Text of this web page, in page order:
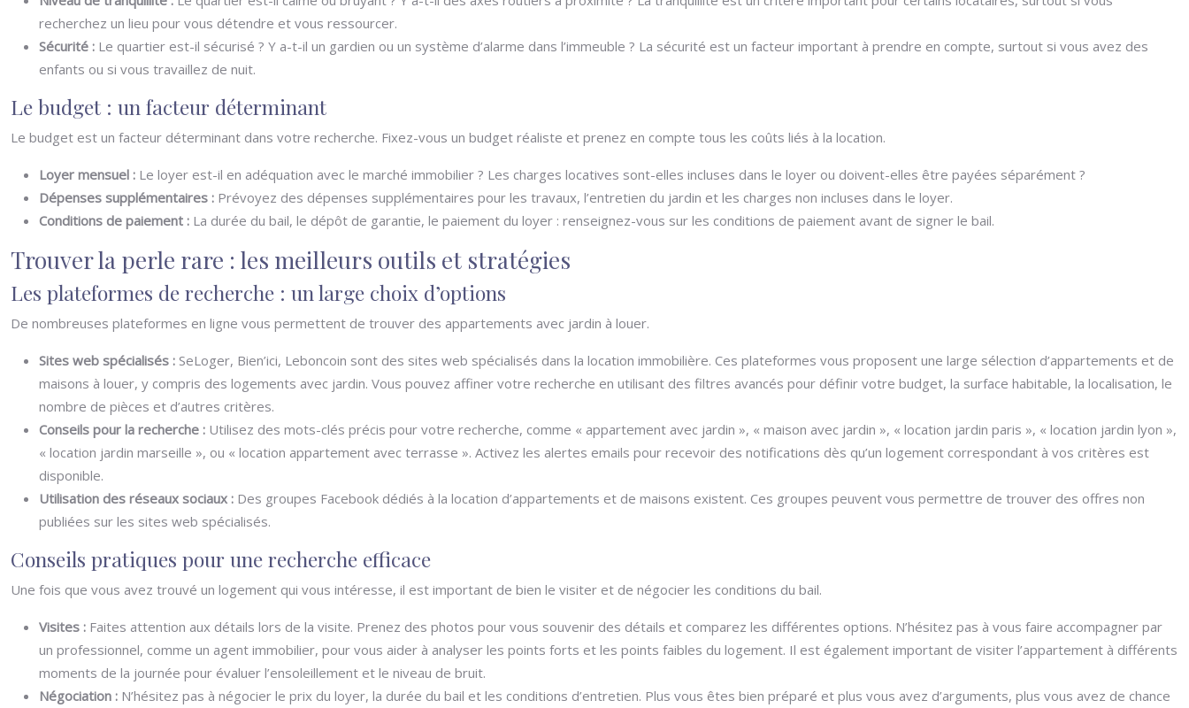
recherchez un lieu pour vous détendre et vous ressourcer.
Sécurité : Le quartier est-il sécurisé ? Y a-t-il un gardien ou un système d’alarme dans l’immeuble ? La sécurité est un facteur important à prendre en compte, surtout si vous avez des
enfants ou si vous travaillez de nuit.
Le budget : un facteur déterminant
Le budget est un facteur déterminant dans votre recherche. Fixez-vous un budget réaliste et prenez en compte tous les coûts liés à la location.
Loyer mensuel : Le loyer est-il en adéquation avec le marché immobilier ? Les charges locatives sont-elles incluses dans le loyer ou doivent-elles être payées séparément ?
Dépenses supplémentaires : Prévoyez des dépenses supplémentaires pour les travaux, l’entretien du jardin et les charges non incluses dans le loyer.
Conditions de paiement : La durée du bail, le dépôt de garantie, le paiement du loyer : renseignez-vous sur les conditions de paiement avant de signer le bail.
Trouver la perle rare : les meilleurs outils et stratégies
Les plateformes de recherche : un large choix d’options
De nombreuses plateformes en ligne vous permettent de trouver des appartements avec jardin à louer.
Sites web spécialisés : SeLoger, Bien’ici, Leboncoin sont des sites web spécialisés dans la location immobilière. Ces plateformes vous proposent une large sélection d’appartements et de
maisons à louer, y compris des logements avec jardin. Vous pouvez affiner votre recherche en utilisant des filtres avancés pour définir votre budget, la surface habitable, la localisation, le
nombre de pièces et d’autres critères.
Conseils pour la recherche : Utilisez des mots-clés précis pour votre recherche, comme « appartement avec jardin », « maison avec jardin », « location jardin paris », « location jardin lyon »,
« location jardin marseille », ou « location appartement avec terrasse ». Activez les alertes emails pour recevoir des notifications dès qu’un logement correspondant à vos critères est
disponible.
Utilisation des réseaux sociaux : Des groupes Facebook dédiés à la location d’appartements et de maisons existent. Ces groupes peuvent vous permettre de trouver des offres non
publiées sur les sites web spécialisés.
Conseils pratiques pour une recherche efficace
Une fois que vous avez trouvé un logement qui vous intéresse, il est important de bien le visiter et de négocier les conditions du bail.
Visites : Faites attention aux détails lors de la visite. Prenez des photos pour vous souvenir des détails et comparez les différentes options. N’hésitez pas à vous faire accompagner par
un professionnel, comme un agent immobilier, pour vous aider à analyser les points forts et les points faibles du logement. Il est également important de visiter l’appartement à différents
moments de la journée pour évaluer l’ensoleillement et le niveau de bruit.
Négociation : N’hésitez pas à négocier le prix du loyer, la durée du bail et les conditions d’entretien. Plus vous êtes bien préparé et plus vous avez d’arguments, plus vous avez de chance